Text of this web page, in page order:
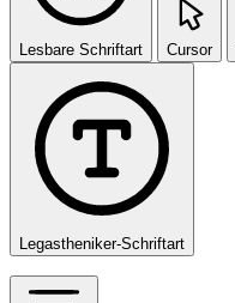
Lesbare Schriftart Cursor
Legastheniker-Schriftart